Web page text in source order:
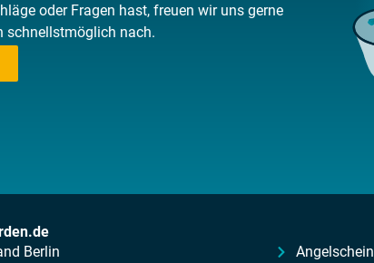
oder Fragen hast, freuen wir uns gerne
schnellstmöglich nach.
Berlin